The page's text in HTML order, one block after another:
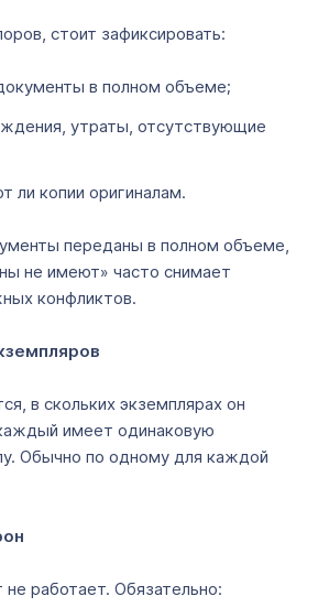
стоит зафиксировать:
в полном объеме;
утраты, отсутствующие
ли копии оригиналам.
переданы в полном объеме,
не имеют» часто снимает
конфликтов.
в скольких экземплярах он
имеет одинаковую
Обычно по одному для каждой
не работает. Обязательно: